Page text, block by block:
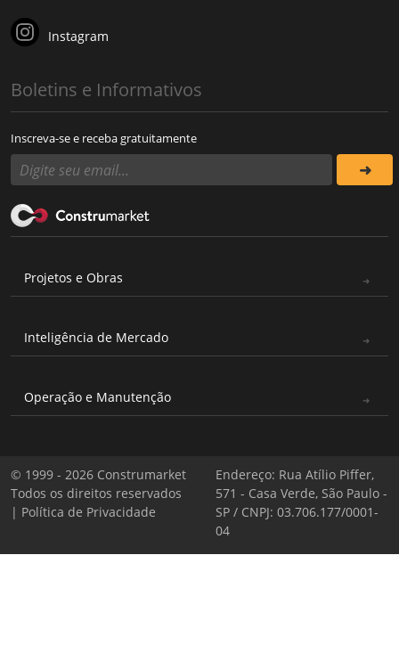
Instagram
Boletins e Informativos
Inscreva-se e receba gratuitamente
Projetos e Obras
Inteligência de Mercado
Operação e Manutenção
© 1999 - 2026 Construmarket
Todos os direitos reservados
| Política de Privacidade
Endereço: Rua Atílio Piffer,
571 - Casa Verde, São Paulo -
SP / CNPJ: 03.706.177/0001-
04